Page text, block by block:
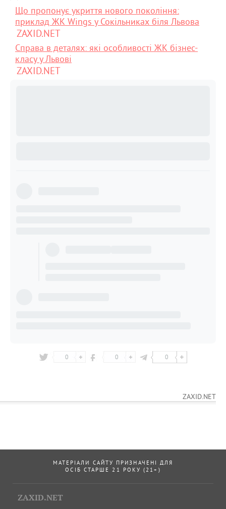
Що пропонує укриття нового покоління:
приклад ЖК Wings у Сокільниках біля Львова
ZAXID.NET
Справа в деталях: які особливості ЖК бізнес-
класу у Львові
ZAXID.NET
0 0 0
ZAXID.NET
МАТЕРІАЛИ САЙТУ ПРИЗНАЧЕНІ ДЛЯ
ОСІБ СТАРШЕ 21 РОКУ (21+)
ZAXID.NET